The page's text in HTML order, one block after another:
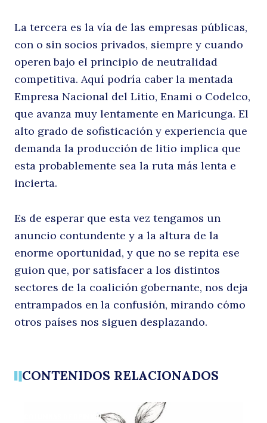
La tercera es la vía de las empresas públicas,
con o sin socios privados, siempre y cuando
operen bajo el principio de neutralidad
competitiva. Aquí podría caber la mentada
Empresa Nacional del Litio, Enami o Codelco,
que avanza muy lentamente en Maricunga. El
alto grado de sofisticación y experiencia que
demanda la producción de litio implica que
esta probablemente sea la ruta más lenta e
incierta.
Es de esperar que esta vez tengamos un
anuncio contundente y a la altura de la
enorme oportunidad, y que no se repita ese
guion que, por satisfacer a los distintos
sectores de la coalición gobernante, nos deja
entrampados en la confusión, mirando cómo
otros países nos siguen desplazando.
CONTENIDOS RELACIONADOS
COLUMNAS DE OPINIÓN